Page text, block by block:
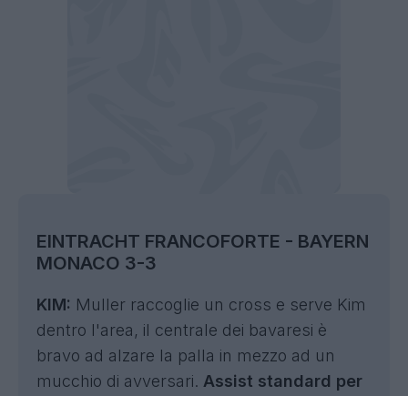
EINTRACHT FRANCOFORTE - BAYERN
MONACO 3-3
KIM: Muller raccoglie un cross e serve Kim
dentro l'area, il centrale dei bavaresi è
bravo ad alzare la palla in mezzo ad un
mucchio di avversari. Assist standard per